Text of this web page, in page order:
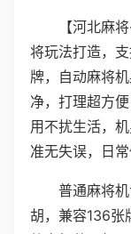
【河北麻
将玩法打造，
牌，自动麻将
净，打理超方
用不扰生活，
准无失误，日
普通麻将
胡，兼容136张